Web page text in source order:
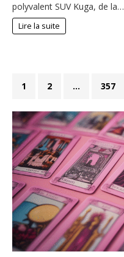
polyvalent SUV Kuga, de la…
Lire la suite
1 2 … 357